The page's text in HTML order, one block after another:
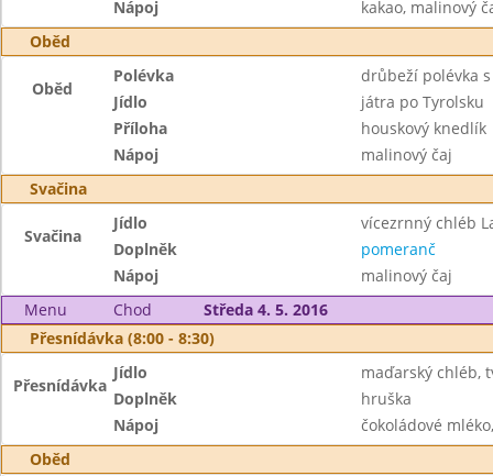
Nápoj
kakao, malinový
Oběd
Oběd
Polévka
drůbeží polévka
Jídlo
játra po Tyrolsku
Příloha
houskový knedlík
Nápoj
malinový čaj
Svačina
Svačina
Jídlo
vícezrnný chléb
Doplněk
pomeranč
Nápoj
malinový čaj
Menu
Chod
Středa 4. 5. 2016
Přesnídávka (8:00 - 8:30)
Přesnídávka
Jídlo
maďarský chléb,
Doplněk
hruška
Nápoj
čokoládové
Oběd